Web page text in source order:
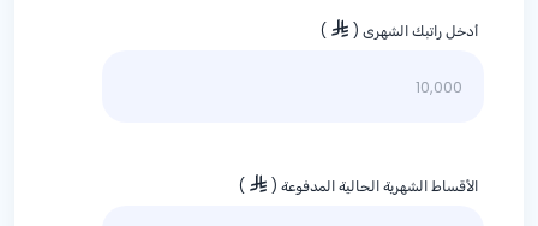
أدخل راتبك الشهري ( )
الأقساط الشهرية الحالية المدفوعة ( )